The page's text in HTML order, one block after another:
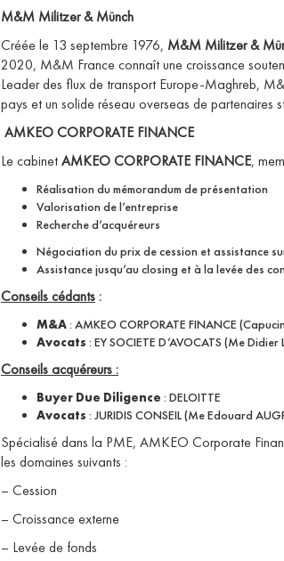
M&M Militzer & Münch
Créée le 13 septembre 1976, M&M Militzer &
2020, M&M France connaît une croissance
Leader des flux de transport Europe-Maghreb,
pays et un solide réseau overseas de partenaires
AMKEO CORPORATE FINANCE
Le cabinetAMKEO CORPORATE FINANCE,
Réalisation du mémorandum de présentation
Valorisation de l’entreprise
Recherche d’acquéreurs
Négociation du prix de cession et assistance
Assistance jusqu’au closing et à la levée des
Conseils cédants :
M&A: AMKEO CORPORATE FINANCE
Avocats : EY SOCIETE D’AVOCATS (Me
Conseils acquéreurs :
Buyer Due Diligence : DELOITTE
Avocats : JURIDIS CONSEIL (Me Edouard
Spécialisé dans la PME, AMKEO Corporate
les domaines suivants :
– Cession
– Croissance externe
– Levée de fonds